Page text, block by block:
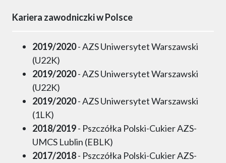
Kariera zawodniczki w Polsce
2019/2020- AZS Uniwersytet Warszawski
(U22K)
2019/2020- AZS Uniwersytet Warszawski
(U22K)
2019/2020- AZS Uniwersytet Warszawski
(1LK)
2018/2019- Pszczółka Polski-Cukier AZS-
UMCS Lublin (EBLK)
2017/2018- Pszczółka Polski-Cukier AZS-